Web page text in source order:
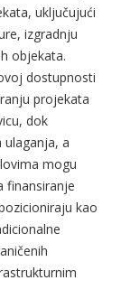
uključujući
izgradnju
objekata.
dostupnosti
projekata
dok
a
mogu
finansiranje
kao